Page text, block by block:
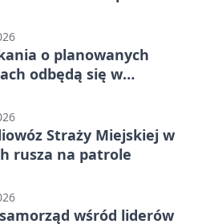
o planowanych
odbędą się w
Straży Miejskiej w
rusza na patrole
wśród liderów